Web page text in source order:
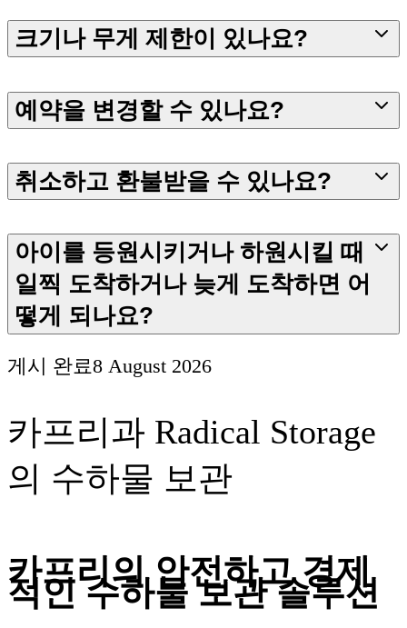
크기나 무게 제한이 있나요?
예약을 변경할 수 있나요?
취소하고 환불받을 수 있나요?
아이를 등원시키거나 하원시킬 때
일찍 도착하거나 늦게 도착하면 어
떻게 되나요?
게시 완료8 August 2026
카프리과 Radical Storage
의 수하물 보관
카프리의 안전하고 경제
적인 수하물 보관 솔루션